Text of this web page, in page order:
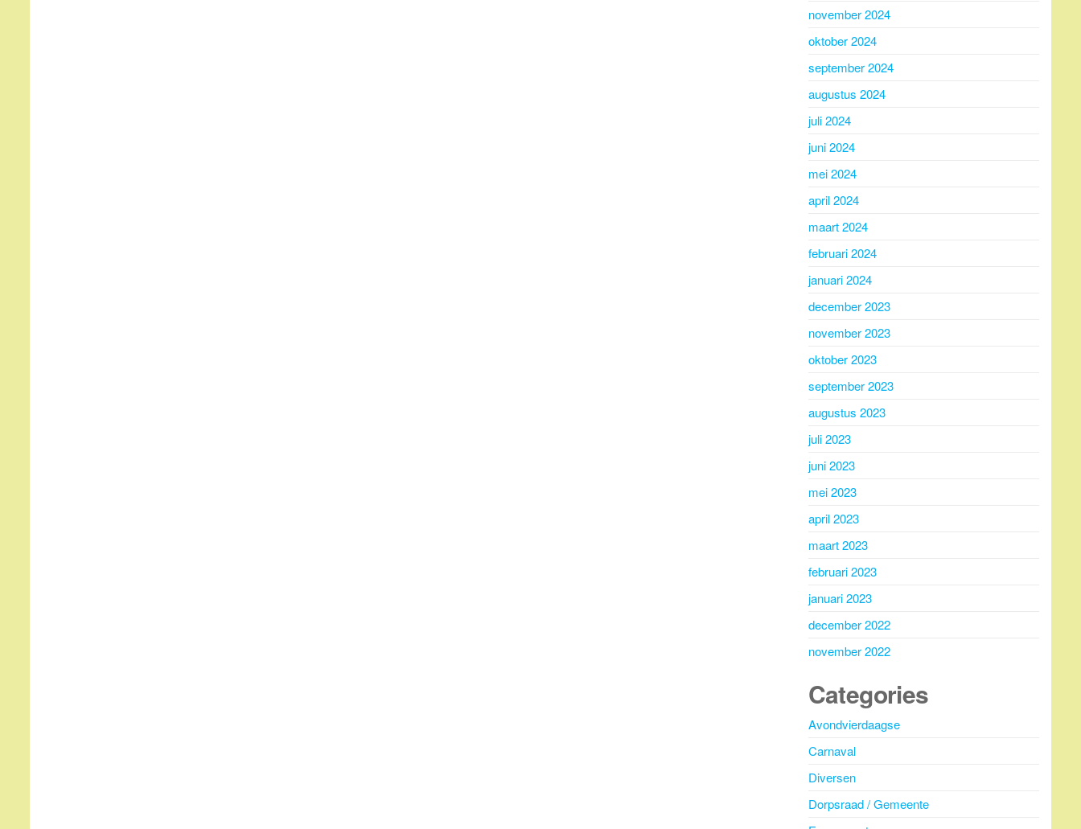
november 2024
oktober 2024
september 2024
augustus 2024
juli 2024
juni 2024
mei 2024
april 2024
maart 2024
februari 2024
januari 2024
december 2023
november 2023
oktober 2023
september 2023
augustus 2023
juli 2023
juni 2023
mei 2023
april 2023
maart 2023
februari 2023
januari 2023
december 2022
november 2022
Categories
Avondvierdaagse
Carnaval
Diversen
Dorpsraad / Gemeente